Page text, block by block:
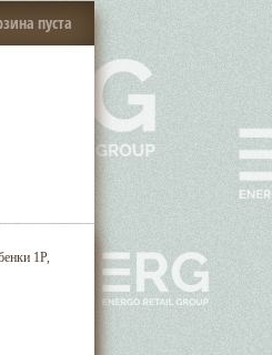
пуста
1P,